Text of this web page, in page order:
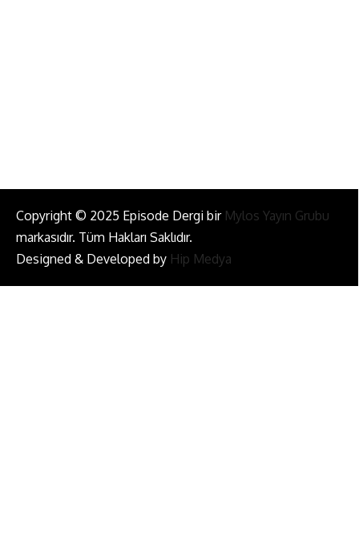
Copyright © 2025 Episode Dergi bir Mylos Yayın Grubu
markasıdır. Tüm Hakları Saklıdır.
Designed & Developed by Hip Medya